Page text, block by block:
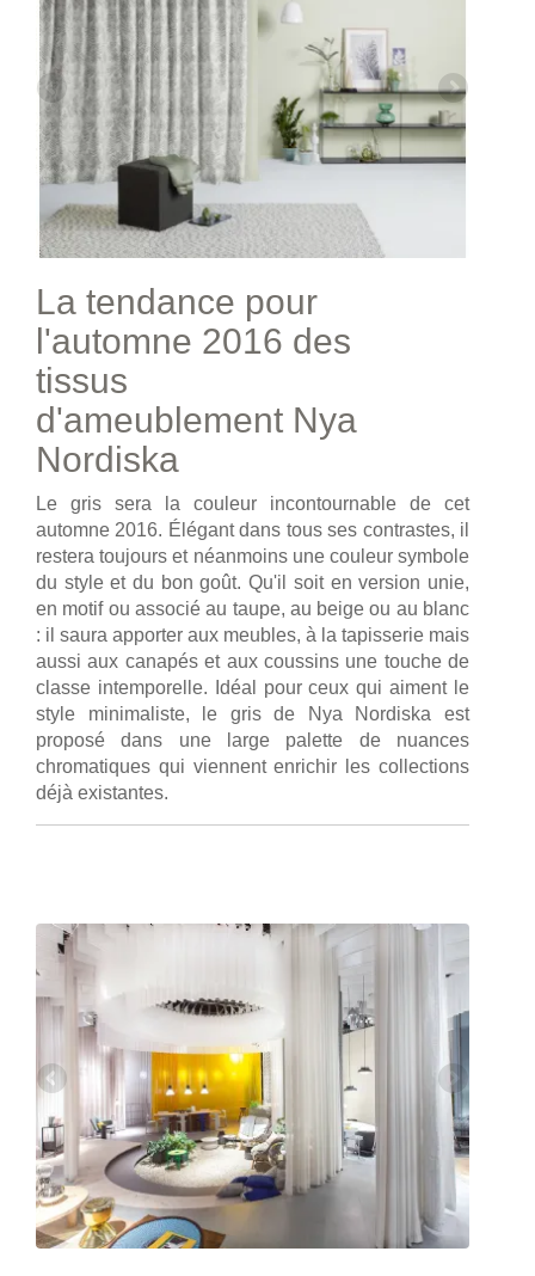
La tendance pour
l'automne 2016 des
tissus
d'ameublement Nya
Nordiska
Le gris sera la couleur incontournable de cet
automne 2016. Élégant dans tous ses contrastes, il
restera toujours et néanmoins une couleur symbole
du style et du bon goût. Qu'il soit en version unie,
en motif ou associé au taupe, au beige ou au blanc
: il saura apporter aux meubles, à la tapisserie mais
aussi aux canapés et aux coussins une touche de
classe intemporelle. Idéal pour ceux qui aiment le
style minimaliste, le gris de Nya Nordiska est
proposé dans une large palette de nuances
chromatiques qui viennent enrichir les collections
déjà existantes.